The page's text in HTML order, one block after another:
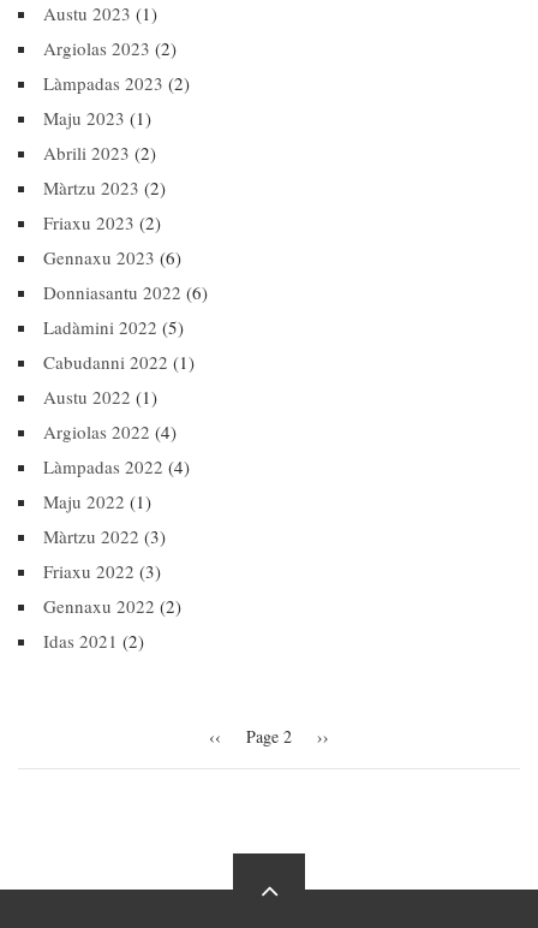
Austu 2023 (1)
Argiolas 2023 (2)
Làmpadas 2023 (2)
Maju 2023 (1)
Abrili 2023 (2)
Màrtzu 2023 (2)
Friaxu 2023 (2)
Gennaxu 2023 (6)
Donniasantu 2022 (6)
Ladàmini 2022 (5)
Cabudanni 2022 (1)
Austu 2022 (1)
Argiolas 2022 (4)
Làmpadas 2022 (4)
Maju 2022 (1)
Màrtzu 2022 (3)
Friaxu 2022 (3)
Gennaxu 2022 (2)
Idas 2021 (2)
Previous
‹‹ Page 2 Next
››